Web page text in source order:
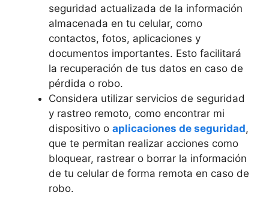
seguridad actualizada de la información
almacenada en tu celular, como
contactos, fotos, aplicaciones y⁢
documentos importantes. Esto facilitará⁣
la recuperación de tus datos en caso de
pérdida o robo.
Considera utilizar servicios de seguridad
y rastreo remoto, como encontrar mi
dispositivo o aplicaciones de seguridad,
que ⁤te⁢ permitan ⁤realizar acciones ​como
‌bloquear,⁢ rastrear o borrar la información
⁢de tu celular‍ de forma remota⁤ en caso de⁤
robo.